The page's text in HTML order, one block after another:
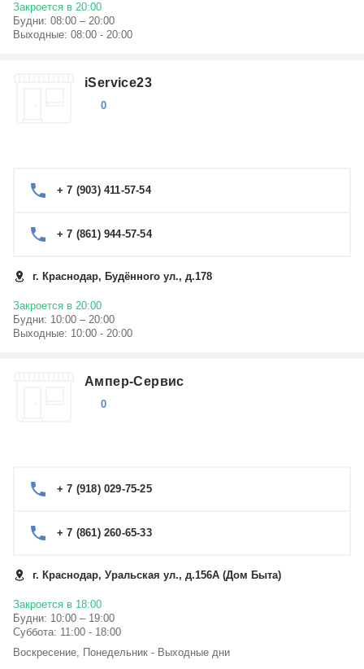
Закроется в 20:00
Будни: 08:00 – 20:00
Выходные: 08:00 - 20:00
iService23
0
+ 7 (903) 411-57-54
+ 7 (861) 944-57-54
г. Краснодар, Будённого ул., д.178
Закроется в 20:00
Будни: 10:00 – 20:00
Выходные: 10:00 - 20:00
Ампер-Сервис
0
+ 7 (918) 029-75-25
+ 7 (861) 260-65-33
г. Краснодар, Уральская ул., д.156А (Дом Быта)
Закроется в 18:00
Будни: 10:00 – 19:00
Суббота: 11:00 - 18:00
Воскресение, Понедельник - Выходные дни